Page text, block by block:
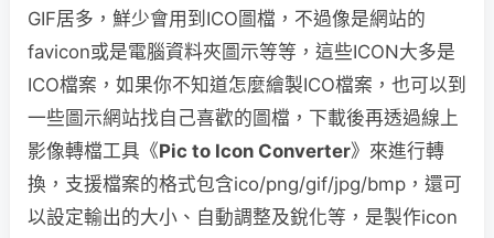
GIF居多，鮮少會用到ICO圖檔，不過像是網站的
favicon或是電腦資料夾圖示等等，這些ICON大多是
ICO檔案，如果你不知道怎麼繪製ICO檔案，也可以到
一些圖示網站找自己喜歡的圖檔，下載後再透過線上
影像轉檔工具《Pic to Icon Converter》來進行轉
換，支援檔案的格式包含ico/png/gif/jpg/bmp，還可
以設定輸出的大小、自動調整及銳化等，是製作icon